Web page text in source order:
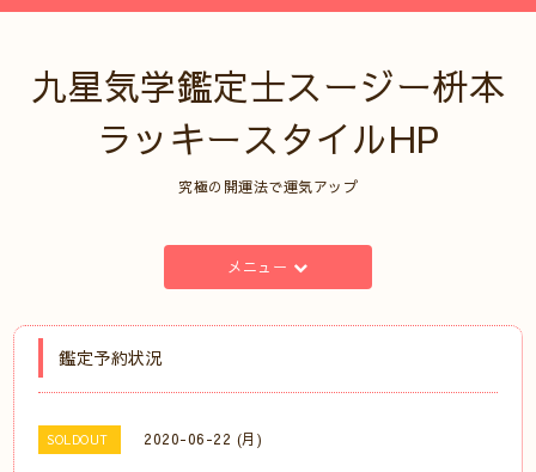
九星気学鑑定士スージー枡本
ラッキースタイルHP
究極の開運法で運気アップ
メニュー
鑑定予約状況
SOLDOUT 2020-06-22 (月)